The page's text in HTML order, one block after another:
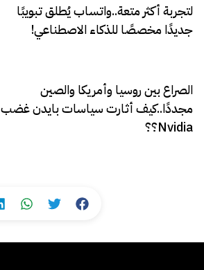
لتجربة أكثر متعة..واتساب يُطلق تبويبًا
جديدًا مخصصًا للذكاء الاصطناعي!
الصراع بين روسيا وأمريكا والصين
مجددًا..كيف أثارت سياسات بايدن غضب
Nvidia؟؟